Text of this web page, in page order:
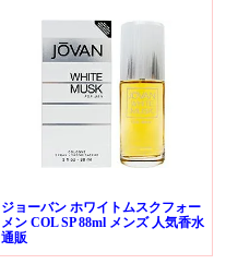
ジョーバン ホワイトムスクフォー
メン COL SP 88ml メンズ 人気香水
通販